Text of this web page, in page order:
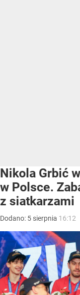
Nikola Grbić
w Polsce.
z siatkarzami
Dodano: 5 sierpnia 16:12